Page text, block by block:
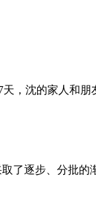
，沈的家人和
了逐步、分批